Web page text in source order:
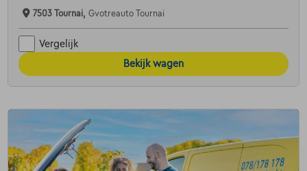
7503 Tournai, Gvotreauto Tournai
Vergelijk
Bekijk wagen